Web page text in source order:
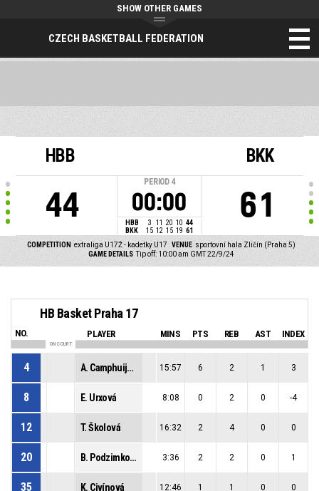
CZECH BASKETBALL FEDERATION
SHOW OTHER GAMES
HBB
44
PERIOD 4
00:00
HBB 3 11 20 10 44
BKK
15 12 15 19 61
BKK
61
COMPETITION extraliga U17Ž - kadetky U17 VENUE sportovní hala Zličín (Praha 5)
GAME DETAILS Tip off: 10:00 am GMT 22/9/24
HB Basket Praha 17
NO. PLAYER MINS PTS REB AST INDEX
ON COURT
4 A. Camphuijsen 15:57 6 2 1 3
8 E. Urxová 8:08 0 2 0 -4
12 T. Školová 16:32 2 4 0 0
20 B. Podzimková 3:36 2 2 0 1
35 K. Civínová 12:46 1 1 0 0